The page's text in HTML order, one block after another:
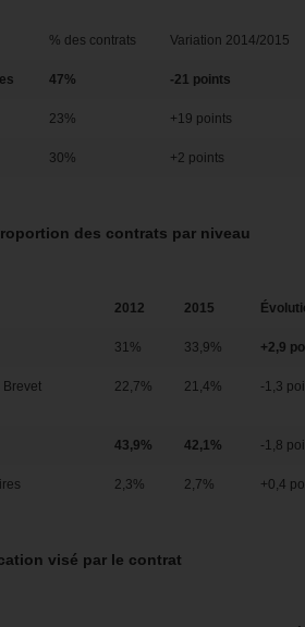
% des contrats Variation 2014/2015
47% -21 points
23% +19 points
30% +2 points
des contrats par niveau
2012 2015
31% 33,9% +2,9
Brevet
22,7% 21,4% -1,3
43,9% 42,1% -1,8
2,3% 2,7% +0,4
visé par le contrat